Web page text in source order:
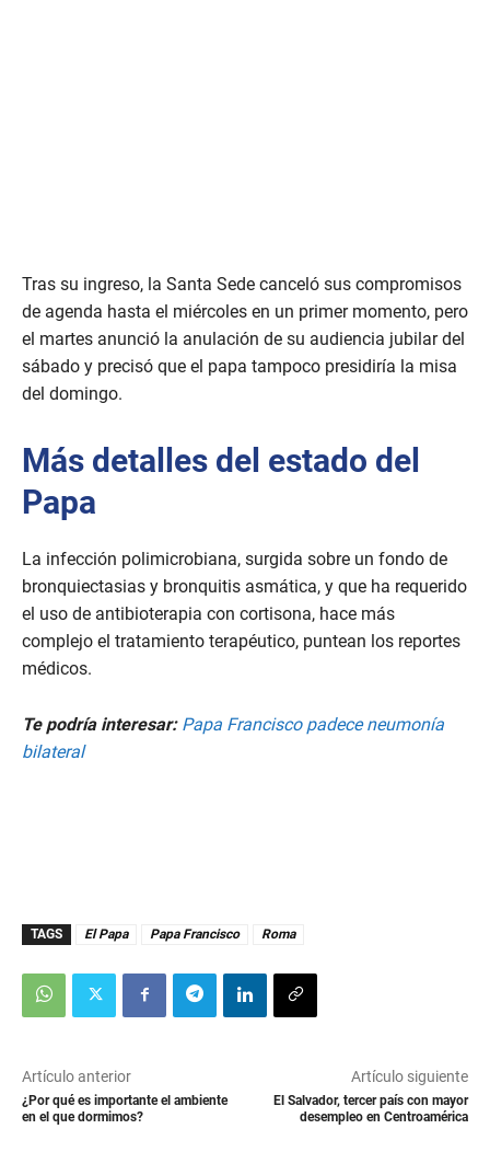
Tras su ingreso, la Santa Sede canceló sus compromisos
de agenda hasta el miércoles en un primer momento, pero
el martes anunció la anulación de su audiencia jubilar del
sábado y precisó que el papa tampoco presidiría la misa
del domingo.
Más detalles del estado del
Papa
La infección polimicrobiana, surgida sobre un fondo de
bronquiectasias y bronquitis asmática, y que ha requerido
el uso de antibioterapia con cortisona, hace más
complejo el tratamiento terapéutico, puntean los reportes
médicos.
Te podría interesar: Papa Francisco padece neumonía
bilateral
TAGS El Papa Papa Francisco Roma
Artículo anterior
¿Por qué es importante el ambiente
en el que dormimos?
Artículo siguiente
El Salvador, tercer país con mayor
desempleo en Centroamérica